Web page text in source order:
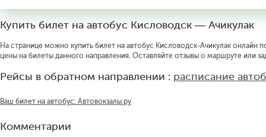
Купить билет на автобус Кисловодск — Ачикулак
На странице можно купить билет на автобус Кисловодск-Ачикулак онлайн
цены на билеты данного направления. Оставляйте отзывы о маршруте или
Рейсы в обратном направлении : расписание
Ваш билет на автобус: Автовокзалы.ру
Комментарии